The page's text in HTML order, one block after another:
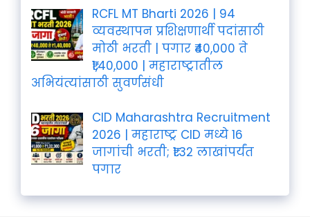
RCFL MT Bharti 2026 | 94
व्यवस्थापन प्रशिक्षणार्थी पदांसाठी
मोठी भरती | पगार ₹40,000 ते
₹1,40,000 | महाराष्ट्रातील
अभियंत्यांसाठी सुवर्णसंधी
CID Maharashtra Recruitment
2026 | महाराष्ट्र CID मध्ये 16
जागांची भरती; ₹1.32 लाखांपर्यंत
पगार